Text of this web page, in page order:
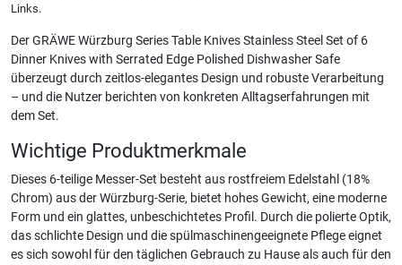
Links.
Der GRÄWE Würzburg Series Table Knives Stainless Steel Set of 6
Dinner Knives with Serrated Edge Polished Dishwasher Safe
überzeugt durch zeitlos-elegantes Design und robuste Verarbeitung
– und die Nutzer berichten von konkreten Alltagserfahrungen mit
dem Set.
Wichtige Produktmerkmale
Dieses 6-teilige Messer-Set besteht aus rostfreiem Edelstahl (18%
Chrom) aus der Würzburg-Serie, bietet hohes Gewicht, eine moderne
Form und ein glattes, unbeschichtetes Profil. Durch die polierte Optik,
das schlichte Design und die spülmaschinengeeignete Pflege eignet
es sich sowohl für den täglichen Gebrauch zu Hause als auch für den